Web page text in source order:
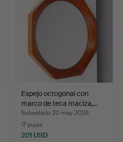
Espejo octogonal con
marco de teca maciza,…
Subastado 20 may 2026
17 pujas
201 USD